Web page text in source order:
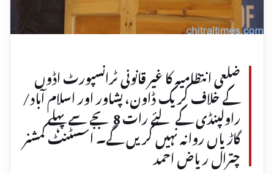
ضلعی انتظامیہ کا غیر قانونی ٹرانسپورٹ اڈوں
کے خلاف کریک ڈاون، پشاور اور اسلام آباد/
راولپنڈی کے لئے رات 8بجے سے پہلے
گاڑیاں روانہ نہیں کریں گے۔ اسسٹنٹ کمشنر
چترال ریاض احمد